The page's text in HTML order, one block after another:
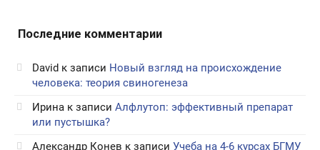
Последние комментарии
David к записи Новый взгляд на происхождение
человека: теория свиногенеза
Ирина к записи Алфлутоп: эффективный препарат
или пустышка?
Александр Конев к записи Учеба на 4-6 курсах БГМУ